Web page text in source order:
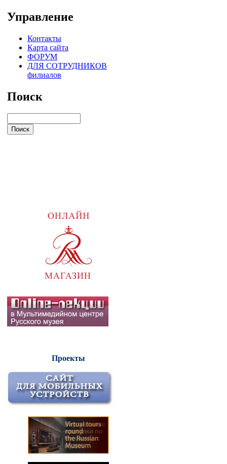
Управление
Контакты
Карта сайта
ФОРУМ
ДЛЯ СОТРУДНИКОВ
филиалов
Поиск
Проекты